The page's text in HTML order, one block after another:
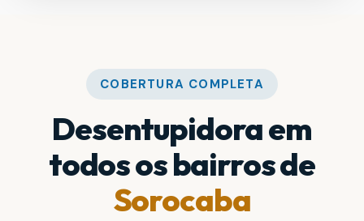
COBERTURA COMPLETA
Desentupidora em
todos os bairros de
Sorocaba